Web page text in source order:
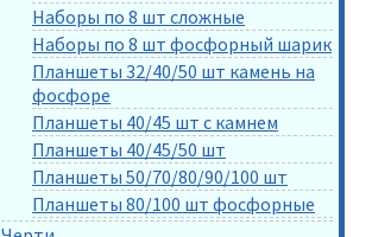
Наборы по 8 шт сложные
Наборы по 8 шт фосфорный шарик
Планшеты 32/40/50 шт камень на
фосфоре
Планшеты 40/45 шт с камнем
Планшеты 40/45/50 шт
Планшеты 50/70/80/90/100 шт
Планшеты 80/100 шт фосфорные